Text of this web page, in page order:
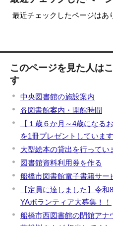
最近チェックしたページはあ
このページを見た人は
す
中央図書館の施設案内
各図書館案内・開館時間
【１歳６か月～4歳になる
を1冊プレゼントしています
大型絵本の貸出を行ってい
図書館資料利用券を作る
船橋市図書館電子書籍サー
【定員に達しました】令
YAボランティア大募集！！
船橋市西図書館の閉館アナ